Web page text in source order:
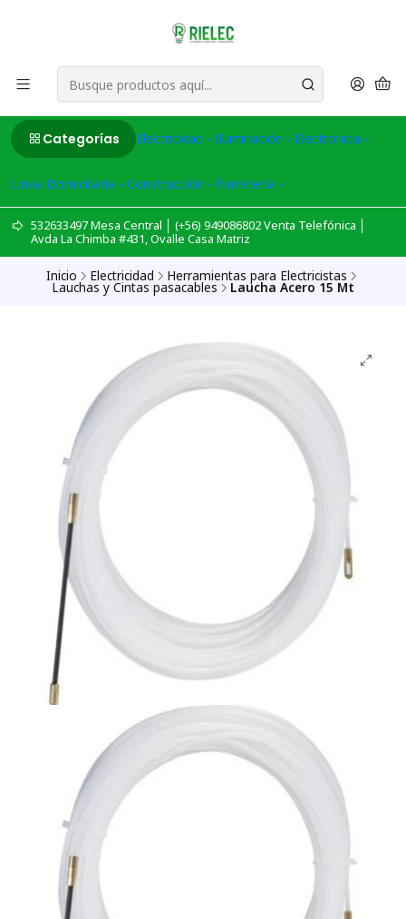
Categorías Electricidad Iluminación Electronica
Linea Domiciliaria Construcción Ferreteria
532633497 Mesa Central │ (+56) 949086802 Venta Telefónica │
Avda La Chimba #431, Ovalle Casa Matriz
Inicio Electricidad Herramientas para Electricistas
Lauchas y Cintas pasacables Laucha Acero 15 Mt